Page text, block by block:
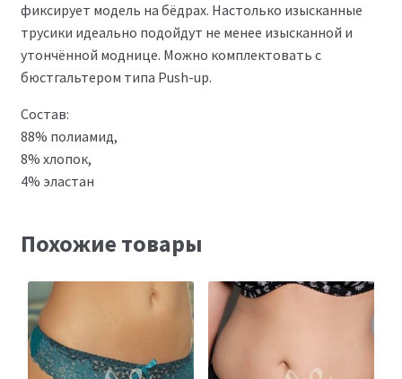
фиксирует модель на бёдрах. Настолько изысканные
трусики идеально подойдут не менее изысканной и
утончённой моднице. Можно комплектовать с
бюстгальтером типа Push-up.
Состав:
88% полиамид,
8% хлопок,
4% эластан
Похожие товары